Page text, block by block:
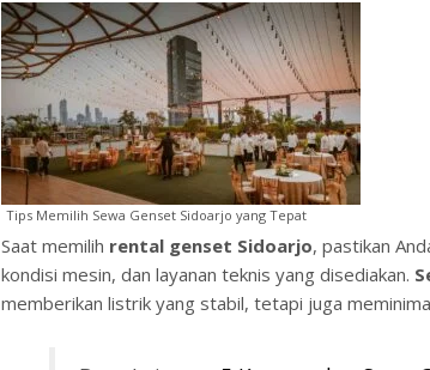
Tips Memilih Sewa Genset Sidoarjo yang Tepat
Saat memilih rental genset Sidoarjo, pastikan
kondisi mesin, dan layanan teknis yang disediakan.
memberikan listrik yang stabil, tetapi juga